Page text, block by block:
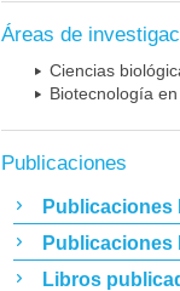
Áreas de
Ciencias
Biotecnología
Publicaciones
Publicaciones
Publicaciones
Libros